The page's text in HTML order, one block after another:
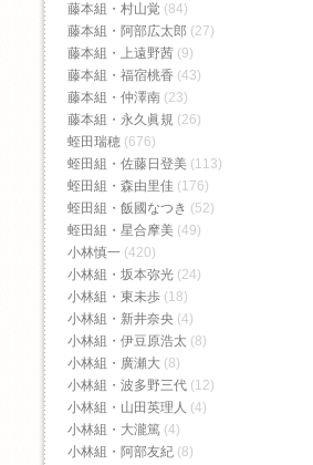
藤本組・村山覚 (84)
藤本組・阿部広太郎 (27)
藤本組・上遠野茜 (9)
藤本組・福宿桃香‬ (43)
藤本組・仲澤南 (23)
藤本組・永久眞規 (26)
蛭田瑞穂 (676)
蛭田組・佐藤日登美 (113)
蛭田組・森由里佳 (176)
蛭田組・飯國なつき (52)
蛭田組・星合摩美 (49)
小林慎一 (420)
小林組・坂本弥光 (24)
小林組・東未歩 (18)
小林組・新井奈央 (4)
小林組・伊豆原浩太 (8)
小林組・廣瀬大 (8)
小林組・波多野三代 (12)
小林組・山田英理人 (4)
小林組・大瀧篤 (4)
小林組・阿部友紀 (8)